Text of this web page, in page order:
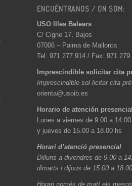
ENCUÉNTRANOS / ON SOM:
USO Illes Balears
C/ Cigne 17, Bajos
07006 – Palma de Mallorca
Tel: 971 277 914 / Fax: 971 279
Imprescindible solicitar cita
Imprescindible sol·licitar cita
orienta@usoib.es
Horario de atención
Lunes a viernes de 9.00 a
y jueves de 15.00 a 18.00 hs
Horari d’atenció presencial
Dilluns a divendres de 9.00 a
dimarts i dijous de 15.00 a
Horari només de matí els